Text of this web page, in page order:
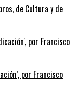
de Cultura y de
por Francisco